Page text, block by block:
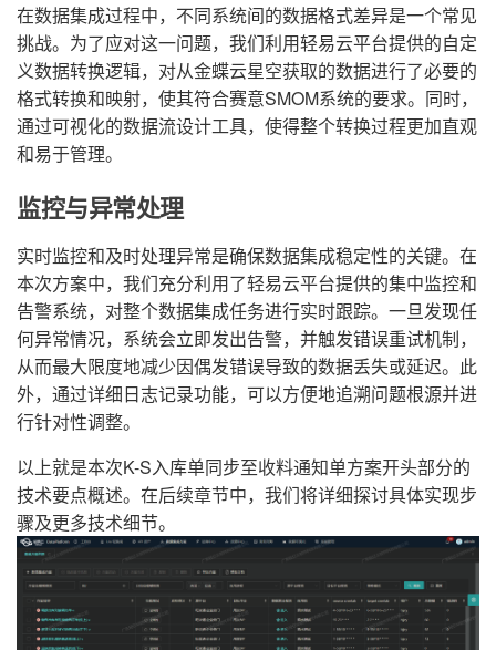
在数据集成过程中，不同系统间的数据格式差异是一个常见
挑战。为了应对这一问题，我们利用轻易云平台提供的自定
义数据转换逻辑，对从金蝶云星空获取的数据进行了必要的
格式转换和映射，使其符合赛意SMOM系统的要求。同时，
通过可视化的数据流设计工具，使得整个转换过程更加直观
和易于管理。
监控与异常处理
实时监控和及时处理异常是确保数据集成稳定性的关键。在
本次方案中，我们充分利用了轻易云平台提供的集中监控和
告警系统，对整个数据集成任务进行实时跟踪。一旦发现任
何异常情况，系统会立即发出告警，并触发错误重试机制，
从而最大限度地减少因偶发错误导致的数据丢失或延迟。此
外，通过详细日志记录功能，可以方便地追溯问题根源并进
行针对性调整。
以上就是本次K-S入库单同步至收料通知单方案开头部分的
技术要点概述。在后续章节中，我们将详细探讨具体实现步
骤及更多技术细节。